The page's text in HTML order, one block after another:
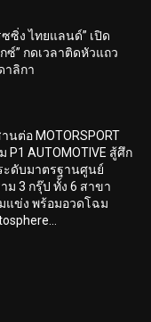
ซิ่ง ไทยแลนด์” เปิด
ซ์” กดเวลาติดหัวแถว
าลิกา
านต่อ MOTORSPORT
P1 AUTOMOTIVE สู้ศึก
ะดับมาตรฐานศูนย์
ม 3 กรุ๊ป ทั้ง 6 สาขา
แข่ง พร้อมอวดโฉม